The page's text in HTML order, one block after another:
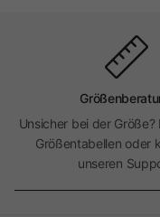
Unsicher bei der
Größentabellen oder
unseren